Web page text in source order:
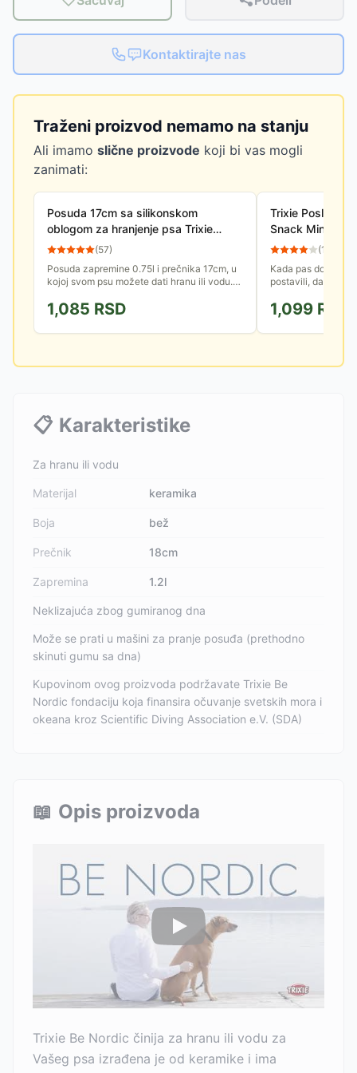
Kontaktirajte nas
Traženi proizvod nemamo na stanju
Ali imamo slične proizvode koji bi vas mogli
zanimati:
Posuda 17cm sa silikonskom
oblogom za hranjenje psa Trixie
25256
(57)
Posuda zapremine 0.75l i prečnika 17cm, u
kojoj svom psu možete dati hranu ili vodu.
se sprečilo klizanje.
1,085 RSD
Trixie
Snack Mini
(10
Kada pas dobro
postavili, da bi
poslastice za pse
1,099 RSD
📋 Karakteristike
Za hranu ili vodu
Materijal keramika
Boja bež
Prečnik 18cm
Zapremina 1.2l
Neklizajuća zbog gumiranog dna
Može se prati u mašini za pranje posuđa (prethodno
skinuti gumu sa dna)
Kupovinom ovog proizvoda podržavate Trixie Be
Nordic fondaciju koja finansira očuvanje svetskih mora i
okeana kroz Scientific Diving Association e.V. (SDA)
📖 Opis proizvoda
Trixie Be Nordic činija za hranu ili vodu za
Vašeg psa izrađena je od keramike i ima